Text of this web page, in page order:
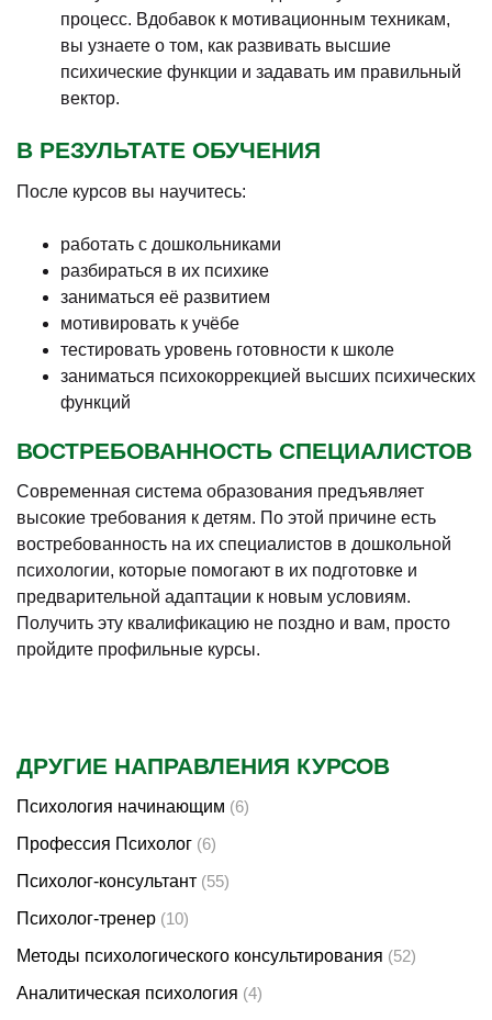
процесс. Вдобавок к мотивационным техникам,
вы узнаете о том, как развивать высшие
психические функции и задавать им правильный
вектор.
В РЕЗУЛЬТАТЕ ОБУЧЕНИЯ
После курсов вы научитесь:
работать с дошкольниками
разбираться в их психике
заниматься её развитием
мотивировать к учёбе
тестировать уровень готовности к школе
заниматься психокоррекцией высших психических
функций
ВОСТРЕБОВАННОСТЬ СПЕЦИАЛИСТОВ
Современная система образования предъявляет
высокие требования к детям. По этой причине есть
востребованность на их специалистов в дошкольной
психологии, которые помогают в их подготовке и
предварительной адаптации к новым условиям.
Получить эту квалификацию не поздно и вам, просто
пройдите профильные курсы.
ДРУГИЕ НАПРАВЛЕНИЯ КУРСОВ
Психология начинающим (6)
Профессия Психолог (6)
Психолог-консультант (55)
Психолог-тренер (10)
Методы психологического консультирования (52)
Аналитическая психология (4)